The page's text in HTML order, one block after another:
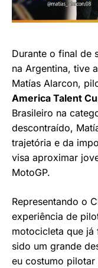
Durante o final de
na Argentina, tive
Matías Alarcon,
America Talent
Brasileiro na
descontraído,
trajetória e da
visa aproximar
MotoGP.
Representando o
experiência de
motocicleta que
sido um grande
eu costumo pilotar